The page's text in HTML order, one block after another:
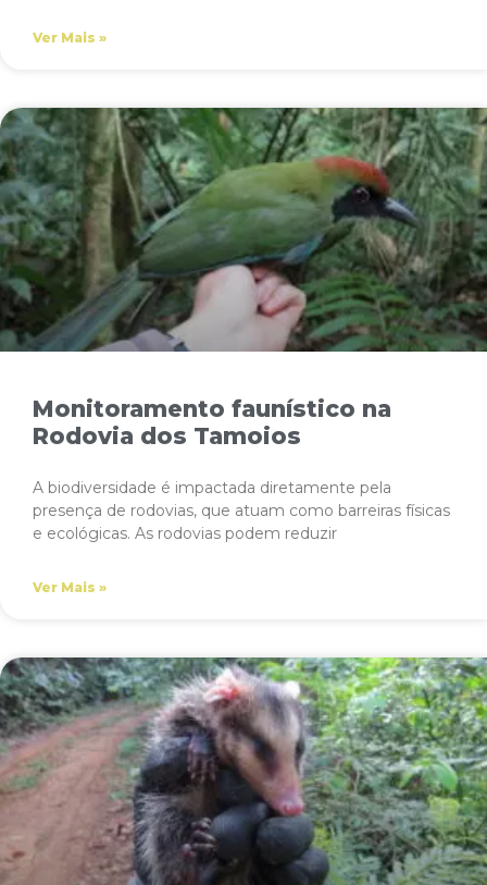
Ver Mais »
Monitoramento faunístico na
Rodovia dos Tamoios
A biodiversidade é impactada diretamente pela
presença de rodovias, que atuam como barreiras físicas
e ecológicas. As rodovias podem reduzir
Ver Mais »